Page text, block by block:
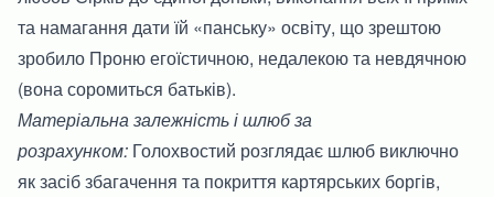
та намагання дати їй «панську» освіту, що зрештою
зробило Проню егоїстичною, недалекою та невдячною
(вона соромиться батьків).
Матеріальна залежність і шлюб за
розрахунком: Голохвостий розглядає шлюб виключно
як засіб збагачення та покриття картярських боргів,